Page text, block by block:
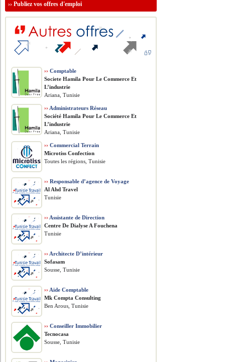
››Publiez vos offres d'emploi
›› Comptable
Societe Hamila Pour Le Commerce Et
L’industrie
Ariana, Tunisie
›› Administrateurs Réseau
Société Hamila Pour Le Commerce Et
L’industrie
Ariana, Tunisie
›› Commercial Terrain
Microtiss Confection
Toutes les régions, Tunisie
›› Responsable d’agence de Voyage
Al Ahd Travel
Tunisie
›› Assistante de Direction
Centre De Dialyse A Fouchena
Tunisie
›› Architecte D’intérieur
Sofasam
Sousse, Tunisie
›› Aide Comptable
Mk Compta Consulting
Ben Arous, Tunisie
›› Conseiller Immobilier
Tecnocasa
Sousse, Tunisie